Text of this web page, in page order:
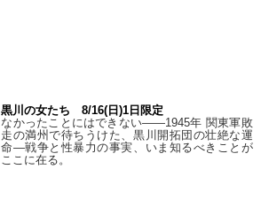
黒川の女たち 8/16(日)1日限定
なかったことにはできない——1945年 関東軍敗
走の満州で待ちうけた、黒川開拓団の壮絶な運
命―戦争と性暴力の事実、いま知るべきことが
ここに在る。